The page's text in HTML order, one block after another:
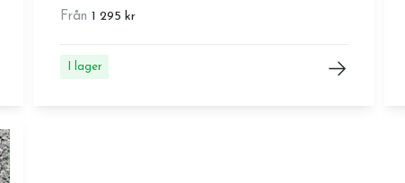
Från 1 295 kr
I lager